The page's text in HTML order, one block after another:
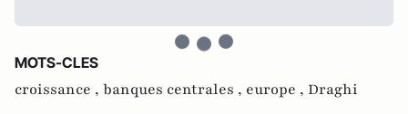
MOTS-CLES
croissance , banques centrales , europe , Draghi